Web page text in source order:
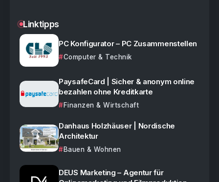
Linktipps
PC Konfigurator – PC Zusammenstellen
Computer & Technik
PaysafeCard | Sicher & anonym online
bezahlen ohne Kreditkarte
Finanzen & Wirtschaft
Danhaus Holzhäuser | Nordische
Architektur
Bauen & Wohnen
DEUS Marketing – Agentur für